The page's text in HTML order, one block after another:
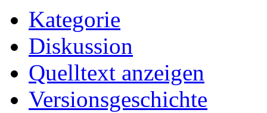
Kategorie
Diskussion
Quelltext anzeigen
Versionsgeschichte